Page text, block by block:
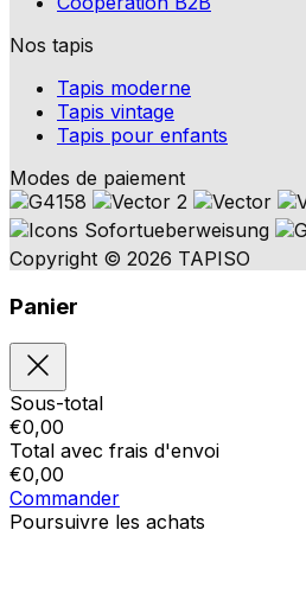
Nos tapis
Tapis moderne
Tapis vintage
Tapis pour enfants
Modes de paiement
Copyright © 2026 TAPISO
Panier
Sous-total
€0,00
Total avec frais d'envoi
€0,00
Commander
Poursuivre les achats